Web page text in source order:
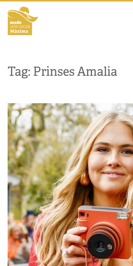
Tag: Prinses Amalia